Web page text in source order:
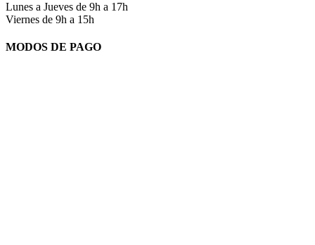
Lunes a Jueves de 9h a 17h
Viernes de 9h a 15h
MODOS DE PAGO